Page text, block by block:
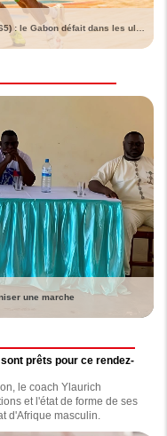
une marche
prêts pour ce rendez-
le coach Ylaurich
et l'état de forme de ses
d'Afrique masculin.